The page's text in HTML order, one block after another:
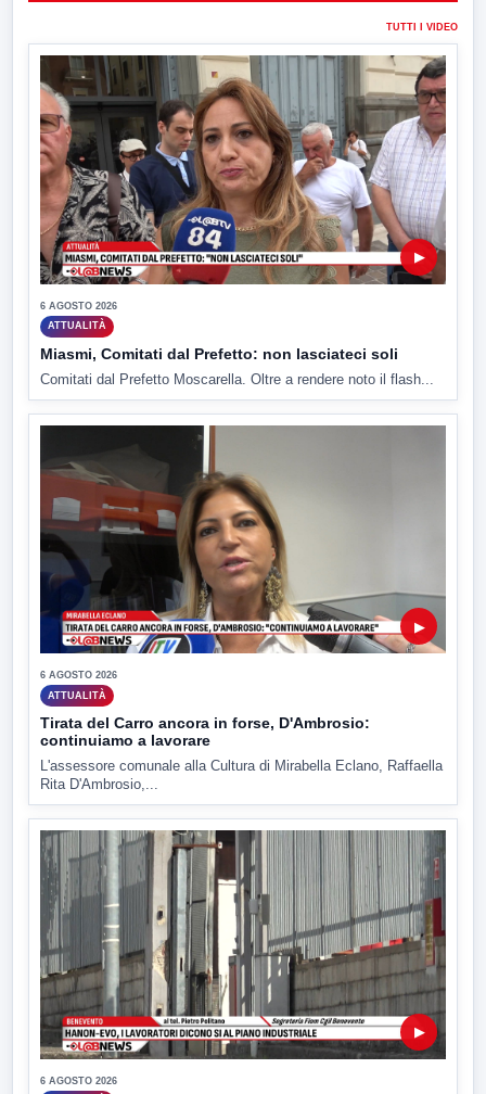
TUTTI I VIDEO
▶
6 AGOSTO 2026
ATTUALITÀ
Miasmi, Comitati dal Prefetto: non lasciateci soli
Comitati dal Prefetto Moscarella. Oltre a rendere noto il flash...
▶
6 AGOSTO 2026
ATTUALITÀ
Tirata del Carro ancora in forse, D'Ambrosio:
continuiamo a lavorare
L'assessore comunale alla Cultura di Mirabella Eclano, Raffaella
Rita D'Ambrosio,...
▶
6 AGOSTO 2026